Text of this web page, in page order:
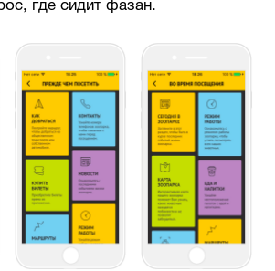
где сидит фазан.